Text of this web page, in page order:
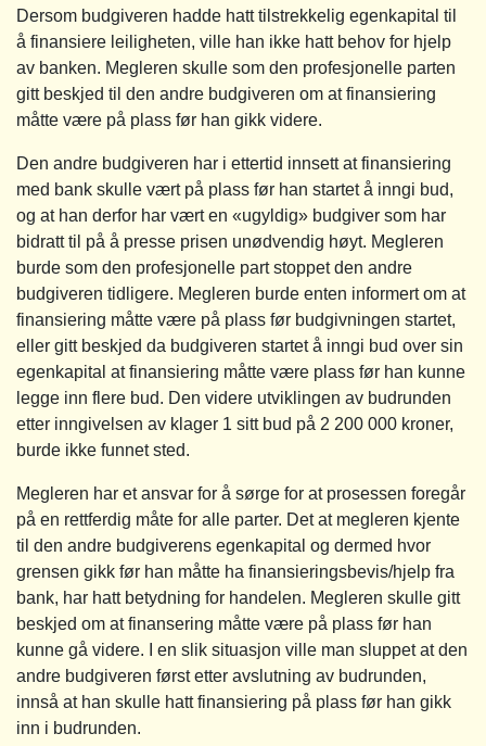
Dersom budgiveren hadde hatt tilstrekkelig egenkapital til
å finansiere leiligheten, ville han ikke hatt behov for hjelp
av banken. Megleren skulle som den profesjonelle parten
gitt beskjed til den andre budgiveren om at finansiering
måtte være på plass før han gikk videre.
Den andre budgiveren har i ettertid innsett at finansiering
med bank skulle vært på plass før han startet å inngi bud,
og at han derfor har vært en «ugyldig» budgiver som har
bidratt til på å presse prisen unødvendig høyt. Megleren
burde som den profesjonelle part stoppet den andre
budgiveren tidligere. Megleren burde enten informert om at
finansiering måtte være på plass før budgivningen startet,
eller gitt beskjed da budgiveren startet å inngi bud over sin
egenkapital at finansiering måtte være plass før han kunne
legge inn flere bud. Den videre utviklingen av budrunden
etter inngivelsen av klager 1 sitt bud på 2 200 000 kroner,
burde ikke funnet sted.
Megleren har et ansvar for å sørge for at prosessen foregår
på en rettferdig måte for alle parter. Det at megleren kjente
til den andre budgiverens egenkapital og dermed hvor
grensen gikk før han måtte ha finansieringsbevis/hjelp fra
bank, har hatt betydning for handelen. Megleren skulle gitt
beskjed om at finansering måtte være på plass før han
kunne gå videre. I en slik situasjon ville man sluppet at den
andre budgiveren først etter avslutning av budrunden,
innså at han skulle hatt finansiering på plass før han gikk
inn i budrunden.